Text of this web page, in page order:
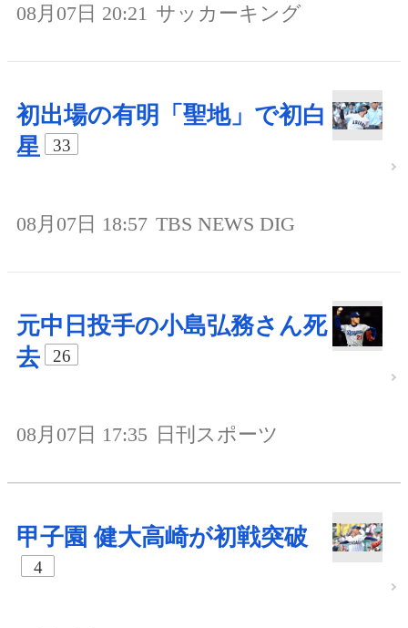
08月07日 20:21 サッカーキング
初出場の有明「聖地」で初白
星
33
08月07日 18:57 TBS NEWS DIG
元中日投手の小島弘務さん死
去
26
08月07日 17:35 日刊スポーツ
甲子園 健大高崎が初戦突破
4